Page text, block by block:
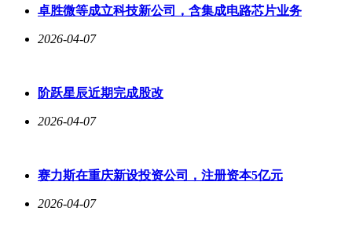
卓胜微等成立科技新公司，含集成电路芯片业务
2026-04-07
阶跃星辰近期完成股改
2026-04-07
赛力斯在重庆新设投资公司，注册资本5亿元
2026-04-07